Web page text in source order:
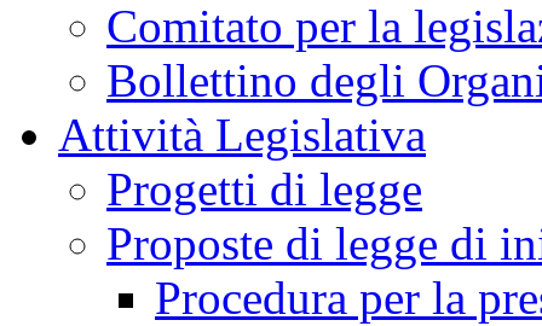
Comitato per la
Bollettino degli
Attività Legislativa
Progetti di legge
Proposte di legge di
Procedura per la